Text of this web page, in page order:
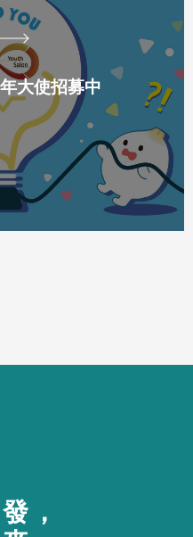
大使招募中
，